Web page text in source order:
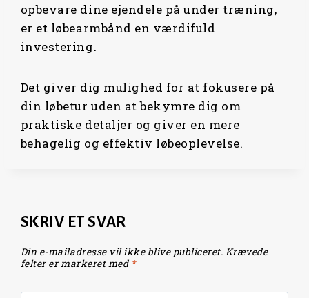
opbevare dine ejendele på under træning,
er et løbearmbånd en værdifuld
investering.
Det giver dig mulighed for at fokusere på
din løbetur uden at bekymre dig om
praktiske detaljer og giver en mere
behagelig og effektiv løbeoplevelse.
SKRIV ET SVAR
Din e-mailadresse vil ikke blive publiceret. Krævede
felter er markeret med *